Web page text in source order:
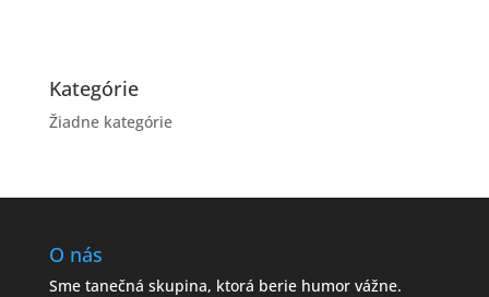
Kategórie
Žiadne kategórie
O nás
Sme tanečná skupina, ktorá berie humor vážne.